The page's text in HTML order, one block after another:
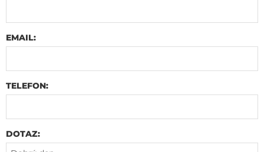
EMAIL:
TELEFON:
DOTAZ: